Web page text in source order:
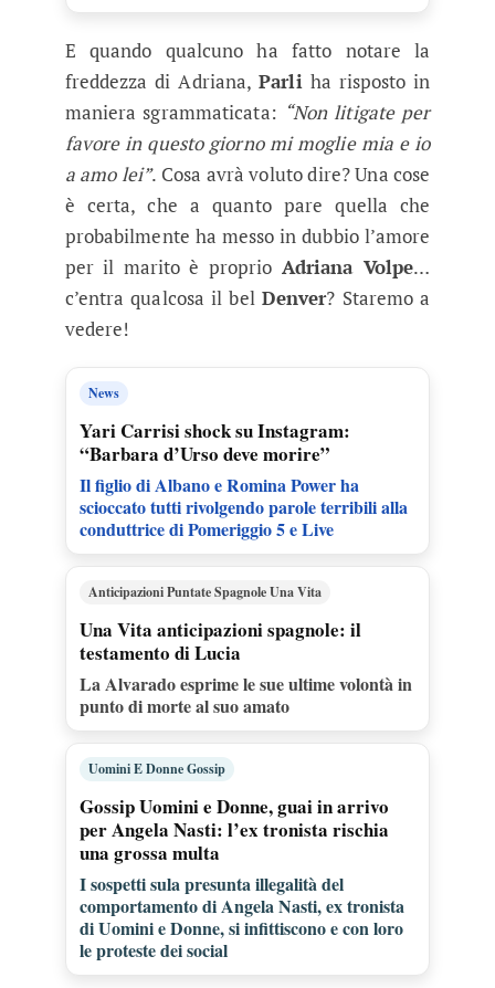
E quando qualcuno ha fatto notare la
freddezza di Adriana,Parliha risposto in
maniera sgrammaticata: “Non litigate per
favore in questo giorno mi moglie mia e io
a amo lei”. Cosa avrà voluto dire? Una cose
è certa, che a quanto pare quella che
probabilmente ha messo in dubbio l’amore
per il marito è proprio Adriana Volpe…
c’entra qualcosa il bel Denver? Staremo a
vedere!
News
Yari Carrisi shock su Instagram:
“Barbara d’Urso deve morire”
Il figlio di Albano e Romina Power ha
scioccato tutti rivolgendo parole terribili alla
conduttrice di Pomeriggio 5 e Live
Anticipazioni Puntate Spagnole Una Vita
Una Vita anticipazioni spagnole: il
testamento di Lucia
La Alvarado esprime le sue ultime volontà in
punto di morte al suo amato
Uomini E Donne Gossip
Gossip Uomini e Donne, guai in arrivo
per Angela Nasti: l’ex tronista rischia
una grossa multa
I sospetti sula presunta illegalità del
comportamento di Angela Nasti, ex tronista
di Uomini e Donne, si infittiscono e con loro
le proteste dei social